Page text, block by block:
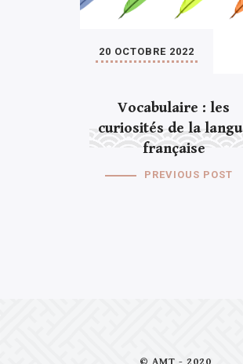
Vocabulaire : les
curiosités de la
française
20 OCTOBRE 2022
PREVIOUS POST